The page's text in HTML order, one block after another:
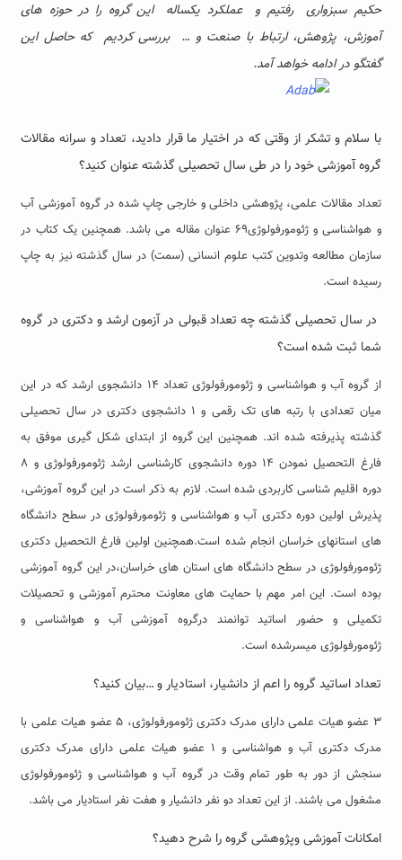
حکیم سبزواری رفتیم و عملکرد یکساله این گروه را در حوزه های
آموزش، پژوهش، ارتباط با صنعت و … بررسی کردیم که حاصل این
گفتگو در ادامه خواهد آمد.
با سلام و تشکر از وقتی که در اختیار ما قرار دادید، تعداد و سرانه مقالات
گروه آموزشی خود را در طی سال تحصیلی گذشته عنوان کنید؟
تعداد مقالات علمی، پژوهشی داخلی و خارجی چاپ شده در گروه آموزشی آب
و هواشناسی و ژئومورفولوژی۶۹ عنوان مقاله می باشد. همچنین یک کتاب در
سازمان مطالعه وتدوین کتب علوم انسانی (سمت) در سال گذشته نیز به چاپ
رسیده است.
در سال تحصیلی گذشته چه تعداد قبولی در آزمون ارشد و دکتری در گروه
شما ثبت شده است؟
از گروه آب و هواشناسی و ژئومورفولوژی تعداد ۱۴ دانشجوی ارشد که در این
میان تعدادی با رتبه های تک رقمی و ۱ دانشجوی دکتری در سال تحصیلی
گذشته پذیرفته شده اند. همچنین این گروه از ابتدای شکل گیری موفق به
فارغ التحصیل نمودن ۱۴ دوره دانشجوی کارشناسی ارشد ژئومورفولوژی و ۸
دوره اقلیم شناسی کاربردی شده است. لازم به ذکر است در این گروه آموزشی،
پذیرش اولین دوره دکتری آب و هواشناسی و ژئومورفولوژی در سطح دانشگاه
های استانهای خراسان انجام شده است.همچنین اولین فارغ التحصیل دکتری
ژئومورفولوژی در سطح دانشگاه های استان های خراسان،در این گروه آموزشی
بوده است. این امر مهم با حمایت های معاونت محترم آموزشی و تحصیلات
تکمیلی و حضور اساتید توانمند درگروه آموزشی آب و هواشناسی و
ژئومورفولوژی میسرشده است.
تعداد اساتید گروه را اعم از دانشیار، استادیار و …بیان کنید؟
۳ عضو هیات علمی دارای مدرک دکتری ژئومورفولوژی، ۵ عضو هیات علمی با
مدرک دکتری آب و هواشناسی و ۱ عضو هیات علمی دارای مدرک دکتری
سنجش از دور به طور تمام وقت در گروه آب و هواشناسی و ژئومورفولوژی
مشغول می باشند. از این تعداد دو نفر دانشیار و هفت نفر استادیار می باشد.
امکانات آموزشی وپژوهشی گروه را شرح دهید؟